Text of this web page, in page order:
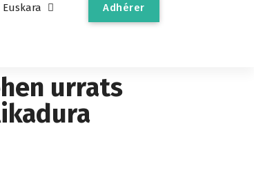
Euskara Adhérer
urrats